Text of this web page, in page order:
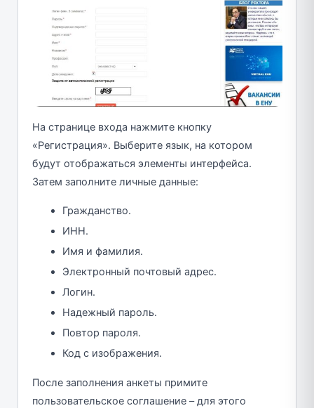
На странице входа нажмите кнопку
«Регистрация». Выберите язык, на котором
будут отображаться элементы интерфейса.
Затем заполните личные данные:
Гражданство.
ИНН.
Имя и фамилия.
Электронный почтовый адрес.
Логин.
Надежный пароль.
Повтор пароля.
Код с изображения.
После заполнения анкеты примите
пользовательское соглашение – для этого